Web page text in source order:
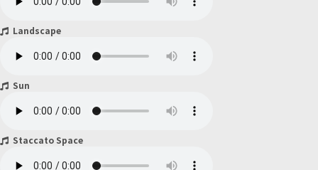
Landscape
Sun
Staccato Space